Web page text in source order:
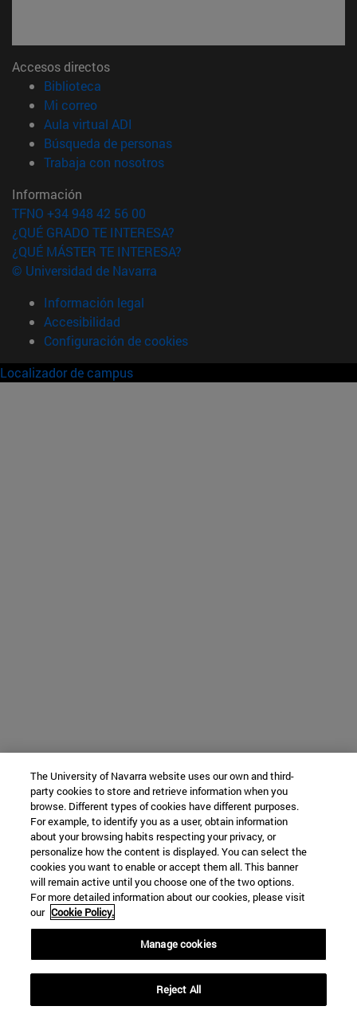
Accesos directos
Biblioteca
Mi correo(abre en nueva ventana)
Aula virtual ADI
Búsqueda de personas(abre en nueva ventana)
Trabaja con nosotros(abre en nueva ventana)
Información
TFNO +34 948 42 56 00
¿QUÉ GRADO TE INTERESA?
¿QUÉ MÁSTER TE INTERESA?
© Universidad de Navarra
Información legal
Accesibilidad
Configuración de cookies
Localizador de campus
The University of Navarra website uses our own and third-
party cookies to store and retrieve information when you
browse. Different types of cookies have different purposes.
For example, to identify you as a user, obtain information
about your browsing habits respecting your privacy, or
personalize how the content is displayed. You can select the
cookies you want to enable or accept them all. This banner
will remain active until you choose one of the two options.
For more detailed information about our cookies, please visit
our Cookie Policy.
Manage cookies
Reject All